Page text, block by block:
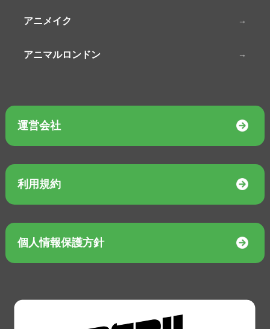
アニメイク
アニマルロンドン
運営会社
利用規約
個人情報保護方針